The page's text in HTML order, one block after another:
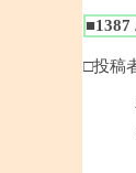
■1387
□投稿